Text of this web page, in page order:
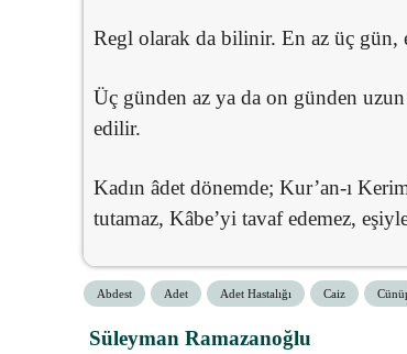
Regl olarak da bilinir. En az üç gün,
Üç günden az ya da on günden
edilir.
Kadın âdet dönemde; Kur’an-ı
tutamaz, Kâbe’yi tavaf edemez,
Abdest Adet Adet Hastalığı Caiz
Süleyman Ramazanoğlu